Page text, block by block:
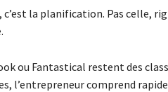
la planification. Pas celle,
ou Fantastical restent des
l’entrepreneur comprend